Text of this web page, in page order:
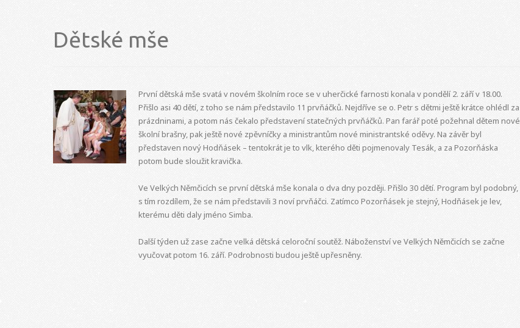
Dětské mše
První dětská mše svatá v novém školním roce se v uherčické farnosti konala v pondělí 2. září v 18.00.
Přišlo asi 40 dětí, z toho se nám představilo 11 prvňáčků. Nejdříve se o. Petr s dětmi ještě krátce ohlédl za
prázdninami, a potom nás čekalo představení statečných prvňáčků. Pan farář poté požehnal dětem nové
školní brašny, pak ještě nové zpěvníčky a ministrantům nové ministrantské oděvy. Na závěr byl
představen nový Hodňásek – tentokrát je to vlk, kterého děti pojmenovaly Tesák, a za Pozorňáska
potom bude sloužit kravička.
Ve Velkých Němčicích se první dětská mše konala o dva dny později. Přišlo 30 dětí. Program byl podobný,
s tím rozdílem, že se nám představili 3 noví prvňáčci. Zatímco Pozorňásek je stejný, Hodňásek je lev,
kterému děti daly jméno Simba.
Další týden už zase začne velká dětská celoroční soutěž. Náboženství ve Velkých Němčicích se začne
vyučovat potom 16. září. Podrobnosti budou ještě upřesněny.